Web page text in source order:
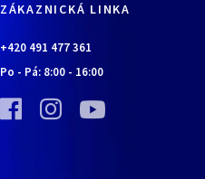
ZÁKAZNICKÁ LINKA
+420 491 477 361
Po - Pá: 8:00- 16:00